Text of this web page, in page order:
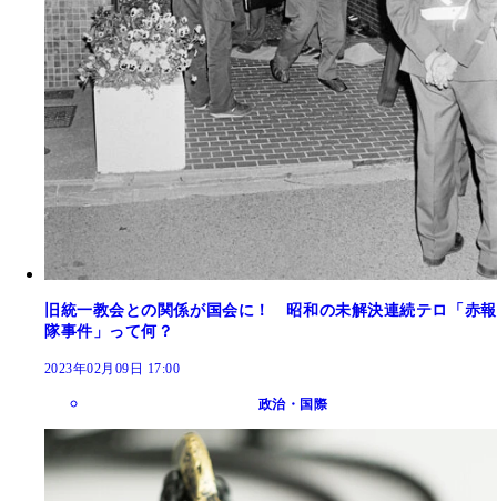
旧統一教会との関係が国会に！ 昭和の未解決連続テロ「赤報
隊事件」って何？
2023年02月09日 17:00
政治・国際